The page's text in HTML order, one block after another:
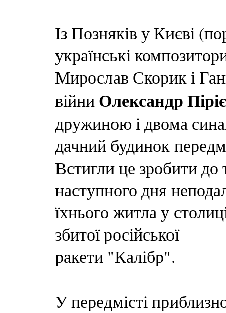
Із Позняків у Києві
українські
Мирослав Скорик і
війни Олександр
дружиною і двома
дачний будинок
Встигли це зробити до
наступного дня
їхнього житла у
збитої російської
ракети "Калібр".
У передмісті